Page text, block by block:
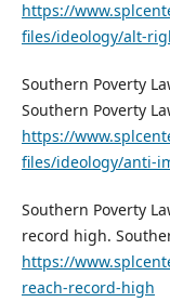
https://
files/ideology/alt-
Southern Poverty
Southern Poverty
https://
files/ideology/anti-
Southern Poverty
record high.
https://
reach-record-high